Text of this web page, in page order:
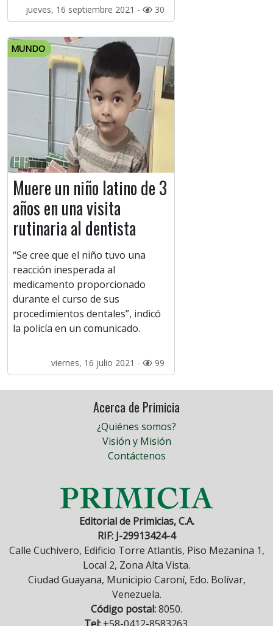
jueves, 16 septiembre 2021 - 30
MUNDO
Muere un niño latino de 3
años en una visita
rutinaria al dentista
“Se cree que el niño tuvo una
reacción inesperada al
medicamento proporcionado
durante el curso de sus
procedimientos dentales”, indicó
la policía en un comunicado.
viernes, 16 julio 2021 - 99
Acerca de Primicia
¿Quiénes somos?
Visión y Misión
Contáctenos
Editorial de Primicias, C.A.
RIF: J-29913424-4
Calle Cuchivero, Edificio Torre Atlantis, Piso Mezanina 1,
Local 2, Zona Alta Vista.
Ciudad Guayana, Municipio Caroní, Edo. Bolívar,
Venezuela.
Código postal:8050.